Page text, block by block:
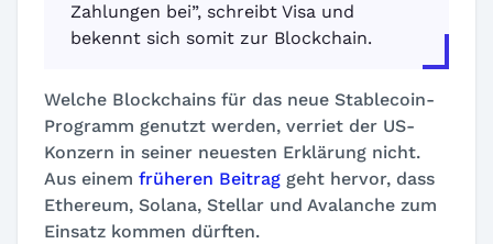
Zahlungen bei”, schreibt Visa und
bekennt sich somit zur Blockchain.
Welche Blockchains für das neue Stablecoin-
Programm genutzt werden, verriet der US-
Konzern in seiner neuesten Erklärung nicht.
Aus einem früheren Beitrag geht hervor, dass
Ethereum, Solana, Stellar und Avalanche zum
Einsatz kommen dürften.